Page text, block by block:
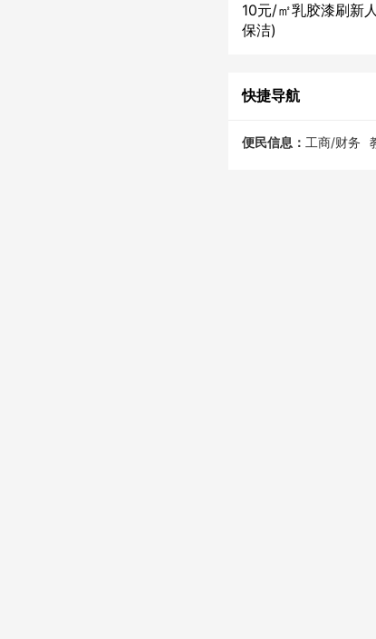
10元/㎡乳胶漆刷新
保洁)
快捷导航
便民信息： 工商/财务